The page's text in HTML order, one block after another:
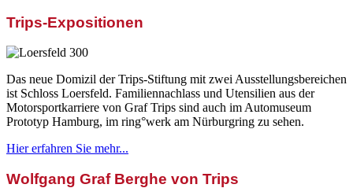
Trips-Expositionen
Das neue Domizil der Trips-Stiftung mit zwei Ausstellungsbereichen
ist Schloss Loersfeld. Familiennachlass und Utensilien aus der
Motorsportkarriere von Graf Trips sind auch im Automuseum
Prototyp Hamburg, im ring°werk am Nürburgring zu sehen.
Hier erfahren Sie mehr...
Wolfgang Graf Berghe von Trips